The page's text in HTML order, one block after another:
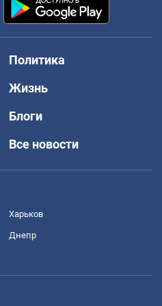
Политика
Жизнь
Блоги
Все новости
Харьков
Днепр